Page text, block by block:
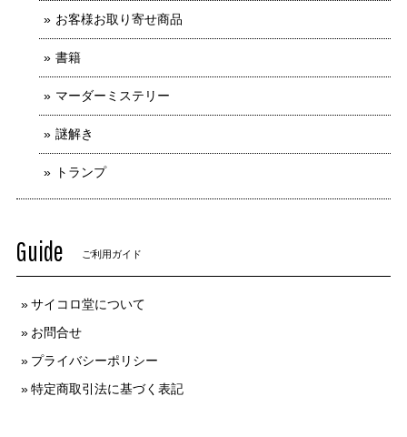
お客様お取り寄せ商品
書籍
マーダーミステリー
謎解き
トランプ
Guide ご利用ガイド
サイコロ堂について
お問合せ
プライバシーポリシー
特定商取引法に基づく表記